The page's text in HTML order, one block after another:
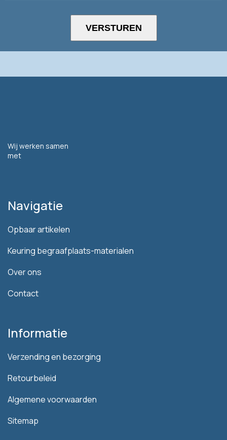
Wij werken samen
met
Navigatie
Opbaar artikelen
Keuring begraafplaats-materialen
Over ons
Contact
Informatie
Verzending en bezorging
Retourbeleid
Algemene voorwaarden
Sitemap